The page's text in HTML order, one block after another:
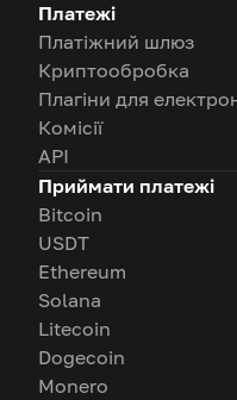
Платежі
Платіжний шлюз
Криптообробка
Плагіни для
Комісії
API
Приймати платежі
Bitcoin
USDT
Ethereum
Solana
Litecoin
Dogecoin
Monero